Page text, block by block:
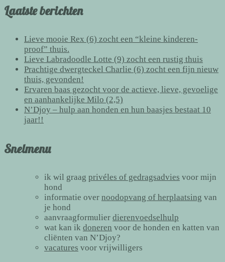
Laatste berichten
Lieve mooie Rex (6) zocht een “kleine kinderen-
proof” thuis.
Lieve Labradoodle Lotte (9) zocht een rustig thuis
Prachtige dwergteckel Charlie (6) zocht een fijn nieuw
thuis, gevonden!
Ervaren baas gezocht voor de actieve, lieve, gevoelige
en aanhankelijke Milo (2,5)
N’Djoy – hulp aan honden en hun baasjes bestaat 10
jaar!!
Snelmenu
ik wil graag privéles of gedragsadvies voor mijn
hond
informatie over noodopvang of herplaatsing van
je hond
aanvraagformulier dierenvoedselhulp
wat kan ik doneren voor de honden en katten van
cliënten van N’Djoy?
vacatures voor vrijwilligers